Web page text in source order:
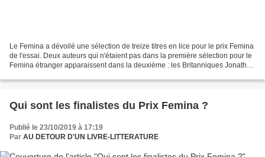
Le Femina a dévoilé une sélection de treize titres en lice pour le prix Femina
de l'essai. Deux auteurs qui n'étaient pas dans la première sélection pour le
Femina étranger apparaissent dans la deuxième : les Britanniques Jonathan
Qui sont les finalistes du Prix Femina ?
Publié le 23/10/2019 à 17:19
Par AU DETOUR D'UN LIVRE-LITTERATURE